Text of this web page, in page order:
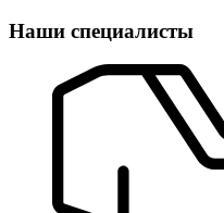
Наши специалисты